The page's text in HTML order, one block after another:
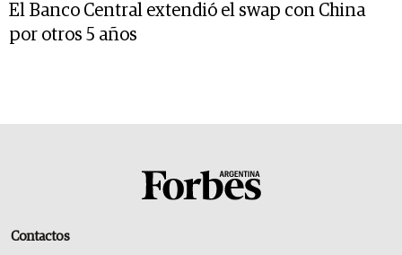
El Banco Central extendió el swap con China
por otros 5 años
Contactos